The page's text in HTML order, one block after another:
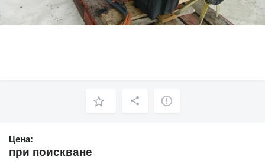
Цена:
при поискване